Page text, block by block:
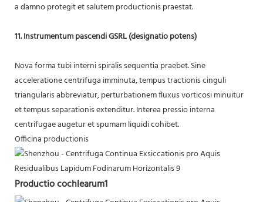
a damno protegit et salutem productionis praestat.
11. Instrumentum pascendi GSRL (designatio potens)
Nova forma tubi interni spiralis sequentia praebet. Sine
acceleratione centrifuga imminuta, tempus tractionis cinguli
triangularis abbreviatur, perturbationem fluxus vorticosi minuitur
et tempus separationis extenditur. Interea pressio interna
centrifugae augetur et spumam liquidi cohibet.
Officina productionis
Productio cochlearum1